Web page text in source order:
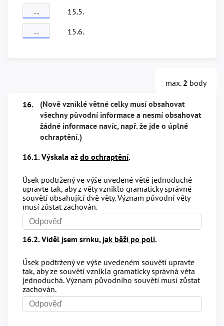
-- 15.5.
-- 15.6.
max. 2 body
16.
(Nově vzniklé větné celky musí obsahovat
všechny původní informace a nesmí obsahovat
žádné informace navíc, např. že jde o úplné
ochraptění.)
16.1. Výskala až do ochraptění.
Úsek podtržený ve výše uvedené větě jednoduché
upravte tak, aby z věty vzniklo gramaticky správné
souvětí obsahující dvě věty. Význam původní věty
musí zůstat zachován.
16.2. Viděl jsem srnku, jak běží po poli.
Úsek podtržený ve výše uvedeném souvětí upravte
tak, aby ze souvětí vznikla gramaticky správná věta
jednoduchá. Význam původního souvětí musí zůstat
zachován.